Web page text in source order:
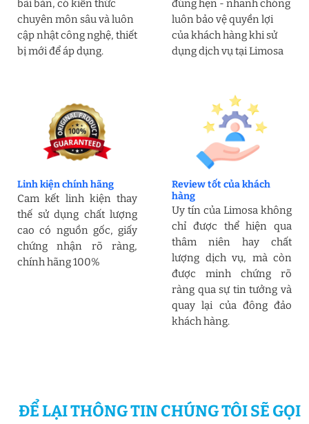
bài bản, có kiến thức
chuyên môn sâu và luôn
cập nhật công nghệ, thiết
bị mới để áp dụng.
đúng hẹn - nhanh chóng
luôn bảo vệ quyền lợi
của khách hàng khi sử
dụng dịch vụ tại Limosa
Linh kiện chính hãng
Cam kết linh kiện thay
thế sử dụng chất lượng
cao có nguồn gốc, giấy
chứng nhận rõ ràng,
chính hãng 100%
Review tốt của khách
hàng
Uy tín của Limosa không
chỉ được thể hiện qua
thâm niên hay chất
lượng dịch vụ, mà còn
được minh chứng rõ
ràng qua sự tin tưởng và
quay lại của đông đảo
khách hàng.
ĐỂ LẠI THÔNG TIN CHÚNG TÔI SẼ GỌI